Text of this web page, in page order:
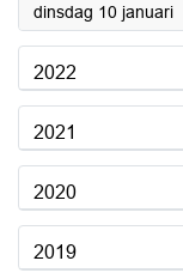
dinsdag 10 januari
2022
2021
2020
2019